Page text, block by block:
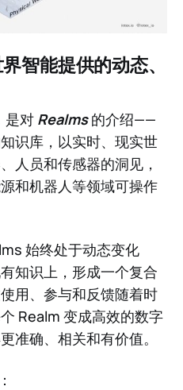
智能提供的动态、
是对 Realms的介绍——
识库，以实时、现实世
人员和传感器的洞见，
和机器人等领域可操作
始终处于动态变化
知识上，形成一个复合
用、参与和反馈随着时
Realm 变成高效的数字
准确、相关和有价值。